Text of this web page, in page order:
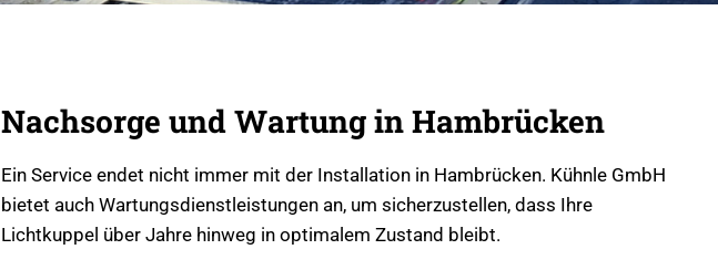
Nachsorge und Wartung in Hambrücken
Ein Service endet nicht immer mit der Installation in Hambrücken. Kühnle GmbH
bietet auch Wartungsdienstleistungen an, um sicherzustellen, dass Ihre
Lichtkuppel über Jahre hinweg in optimalem Zustand bleibt.